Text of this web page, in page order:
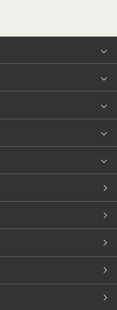
une nana cool
ワコールスタイル
ワコールカルネアプリ使い方ガイド